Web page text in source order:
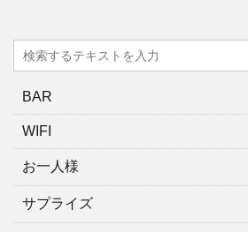
BAR
WIFI
お一人様
サプライズ